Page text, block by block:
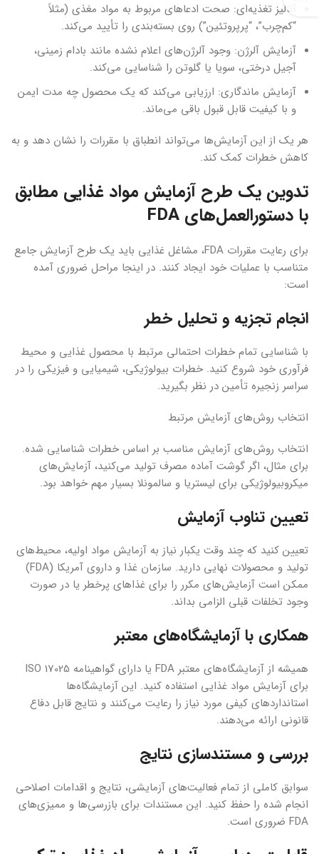
آنالیز تغذیه‌ای: صحت ادعاهای مربوط به مواد مغذی (مثلاً
“کم‌چرب”، “پرپروتئین”) روی بسته‌بندی را تأیید می‌کند.
آزمایش آلرژن: وجود آلرژن‌های اعلام نشده مانند بادام زمینی،
آجیل درختی، سویا یا گلوتن را شناسایی می‌کند.
آزمایش ماندگاری: ارزیابی می‌کند که یک محصول چه مدت ایمن
و با کیفیت قابل قبول باقی می‌ماند.
هر یک از این آزمایش‌ها می‌تواند انطباق با مقررات را نشان دهد و به
کاهش خطرات کمک کند.
تدوین یک طرح آزمایش مواد غذایی مطابق
با دستورالعمل‌های FDA
برای رعایت مقررات FDA، مشاغل غذایی باید یک طرح آزمایش جامع
متناسب با عملیات خود ایجاد کنند. در اینجا مراحل ضروری آمده
است:
انجام تجزیه و تحلیل خطر
با شناسایی تمام خطرات احتمالی مرتبط با محصول غذایی و محیط
فرآوری خود شروع کنید. خطرات بیولوژیکی، شیمیایی و فیزیکی را در
سراسر زنجیره تأمین در نظر بگیرید.
انتخاب روش‌های آزمایش مرتبط
انتخاب روش‌های آزمایش مناسب بر اساس خطرات شناسایی شده.
برای مثال، اگر گوشت آماده مصرف تولید می‌کنید، آزمایش‌های
میکروبیولوژیکی برای لیستریا و سالمونلا بسیار مهم خواهد بود.
تعیین تناوب آزمایش
تعیین کنید که چند وقت یکبار نیاز به آزمایش مواد اولیه، محیط‌های
تولید و محصولات نهایی دارید. سازمان غذا و داروی آمریکا (FDA)
ممکن است آزمایش‌های مکرر را برای غذاهای پرخطر یا در صورت
وجود تخلفات قبلی الزامی بداند.
همکاری با آزمایشگاه‌های معتبر
همیشه از آزمایشگاه‌های معتبر FDA یا دارای گواهینامه ISO 17025
برای آزمایش مواد غذایی استفاده کنید. این آزمایشگاه‌ها
استانداردهای کیفی مورد نیاز را رعایت می‌کنند و نتایج قابل دفاع
قانونی ارائه می‌دهند.
بررسی و مستندسازی نتایج
سوابق کاملی از تمام فعالیت‌های آزمایشی، نتایج و اقدامات اصلاحی
انجام شده را حفظ کنید. این مستندات برای بازرسی‌ها و ممیزی‌های
FDA ضروری است.